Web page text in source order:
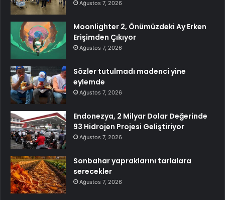
Ağustos 7, 2026
Moonlighter 2, Önümüzdeki Ay Erken
Erişimden Çıkıyor
Ağustos 7, 2026
Sözler tutulmadı madenci yine
eylemde
Ağustos 7, 2026
Endonezya, 2 Milyar Dolar Değerinde
93 Hidrojen Projesi Geliştiriyor
Ağustos 7, 2026
Sonbahar yapraklarını tarlalara
serecekler
Ağustos 7, 2026